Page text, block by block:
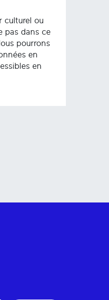
culturel ou
pas dans ce
pourrons
en
en